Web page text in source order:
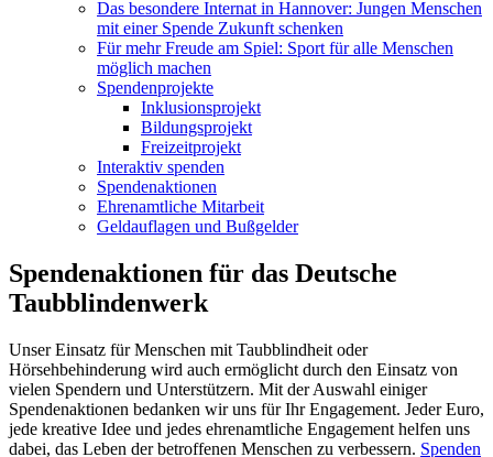
Das besondere Internat in Hannover: Jungen Menschen
mit einer Spende Zukunft schenken
Für mehr Freude am Spiel: Sport für alle Menschen
möglich machen
Spendenprojekte
Inklusionsprojekt
Bildungsprojekt
Freizeitprojekt
Interaktiv spenden
Spendenaktionen
Ehrenamtliche Mitarbeit
Geldauflagen und Bußgelder
Spendenaktionen für das Deutsche
Taubblindenwerk
Unser Einsatz für Menschen mit Taubblindheit oder
Hörsehbehinderung wird auch ermöglicht durch den Einsatz von
vielen Spendern und Unterstützern. Mit der Auswahl einiger
Spendenaktionen bedanken wir uns für Ihr Engagement. Jeder Euro,
jede kreative Idee und jedes ehrenamtliche Engagement helfen uns
dabei, das Leben der betroffenen Menschen zu verbessern. Spenden